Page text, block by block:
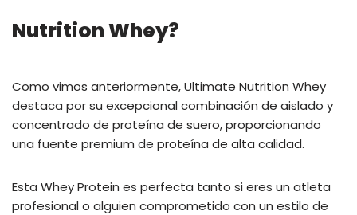
Nutrition Whey?
Como vimos anteriormente, Ultimate Nutrition Whey
destaca por su excepcional combinación de aislado y
concentrado de proteína de suero, proporcionando
una fuente premium de proteína de alta calidad.
Esta Whey Protein es perfecta tanto si eres un atleta
profesional o alguien comprometido con un estilo de